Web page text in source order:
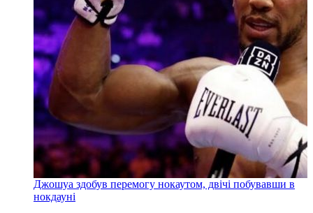
Джошуа здобув перемогу нокаутом, двічі побувавши в
нокдауні